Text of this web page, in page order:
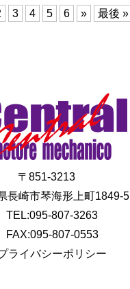
3 4 5 6 » 最後 »
〒851-3213
長崎市琴海形上町1849-5
TEL:095-807-3263
FAX:095-807-0553
ライバシーポリシー